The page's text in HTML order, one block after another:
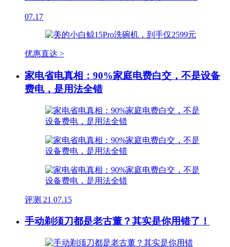
07.17
优惠直达 >
家电省电真相：90%家庭电费白交，不是设备
费电，是用法全错
评测 21 07.15
手动剃须刀都是老古董？其实是你用错了！